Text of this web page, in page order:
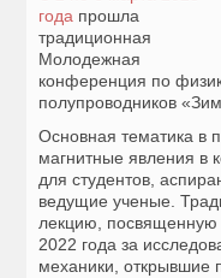
года прошла
традиционная
Молодежная
конференция по
полупроводников
Основная тематика в
магнитные явления в
для студентов,
ведущие ученые.
лекцию,
2022 года за
механики, открывшие